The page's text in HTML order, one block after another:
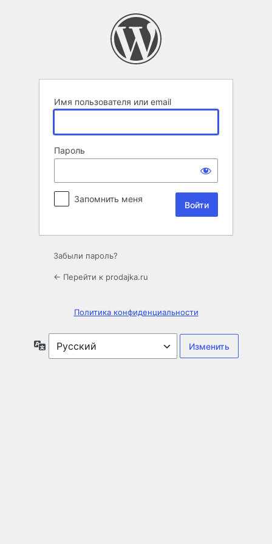
Имя пользователя или email
Пароль
Запомнить меня
Забыли пароль?
← Перейти к prodajka.ru
Политика конфиденциальности
Язык